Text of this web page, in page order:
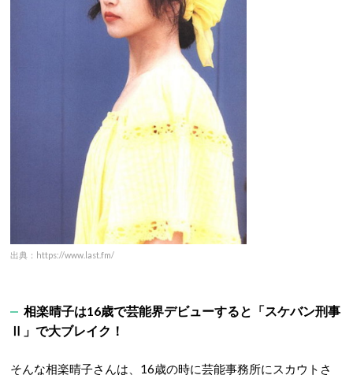
出典：https://www.last.fm/
相楽晴子は16歳で芸能界デビューすると「スケバン刑事
Ⅱ」で大ブレイク！
そんな相楽晴子さんは、16歳の時に芸能事務所にスカウトさ